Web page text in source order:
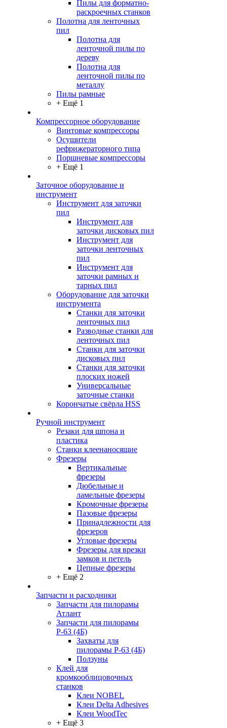
Пилы для форматно-
раскроечных станков
Полотна для ленточных
пил
Полотна для
ленточной пилы по
дереву
Полотна для
ленточной пилы по
металлу
Пилы рамные
+ Ещё 1
Компрессорное оборудование
Винтовые компрессоры
Осушители
рефрижераторного типа
Поршневые компрессоры
+ Ещё 1
Заточное оборудование и
инструмент
Инструмент для заточки
пил
Инструмент для
заточки дисковых пил
Инструмент для
заточки ленточных
пил
Инструмент для
заточки рамных и
тарных пил
Оборудование для заточки
инструмента
Станки для заточки
ленточных пил
Разводные станки для
ленточных пил
Станки для заточки
дисковых пил
Станки для заточки
плоских ножей
Универсальные
заточные станки
Корончатые свёрла HSS
Ручной инструмент
Резаки для шпона и
пластика
Станки клеенаносящие
Фрезеры
Вертикальные
фрезеры
Дюбельные и
ламельные фрезеры
Кромочные фрезеры
Пазовые фрезеры
Принадлежности для
фрезеров
Угловые фрезеры
Фрезеры для врезки
замков и петель
Цепные фрезеры
+ Ещё 2
Запчасти и расходники
Запчасти для пилорамы
Атлант
Запчасти для пилорамы
Р-63 (4Б)
Захваты для
пилорамы Р-63 (4Б)
Ползуны
Клей для
кромкооблицовочных
станков
Клеи NOBEL
Клеи Delta Adhesives
Клеи WoodTec
+ Ещё 3